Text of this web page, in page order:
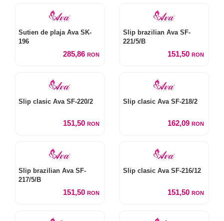
Sutien de plaja Ava SK-
196
285,86 RON
Slip brazilian Ava SF-
221/5/B
151,50 RON
Slip clasic Ava SF-220/2
151,50 RON
Slip clasic Ava SF-218/2
162,09 RON
Slip brazilian Ava SF-
217/5/B
151,50 RON
Slip clasic Ava SF-216/12
151,50 RON